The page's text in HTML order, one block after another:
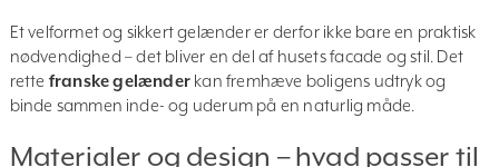
Et velformet og sikkert gelænder er derfor ikke bare en praktisk
nødvendighed – det bliver en del af husets facade og stil. Det
rette franske gelænderkan fremhæve boligens udtryk og
binde sammen inde- og uderum på en naturlig måde.
Materialer og design – hvad passer til